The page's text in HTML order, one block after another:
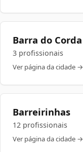
Barra do Corda
3 profissionais
Ver página da cidade →
Barreirinhas
12 profissionais
Ver página da cidade →